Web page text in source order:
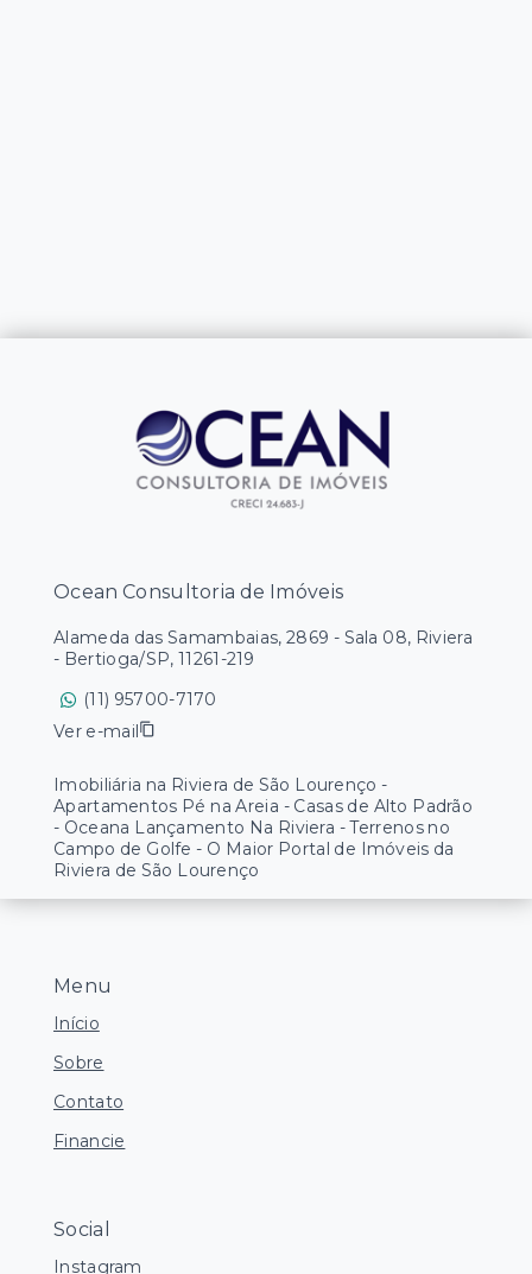
Menu
Início
Sobre
Contato
Financie
Social
Instagram
Ocean Consultoria de Imóveis
Alameda das Samambaias, 2869 - Sala 08, Riviera
- Bertioga/SP, 11261-219
(11) 95700-7170
Ver e-mail
Imobiliária na Riviera de São Lourenço -
Apartamentos Pé na Areia - Casas de Alto Padrão
- Oceana Lançamento Na Riviera - Terrenos no
Campo de Golfe - O Maior Portal de Imóveis da
Riviera de São Lourenço